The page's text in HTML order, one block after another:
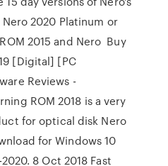
2020 Platinum or
2015 and Nero Buy
[Digital] [PC
Reviews -
ROM 2018 is a very
for optical disk Nero
for Windows 10
8 Oct 2018 Fast